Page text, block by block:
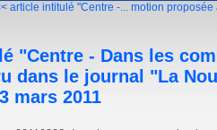
article intitulé "Centre -... motion proposée
"Centre - Dans les
dans le journal "La
mars 2011